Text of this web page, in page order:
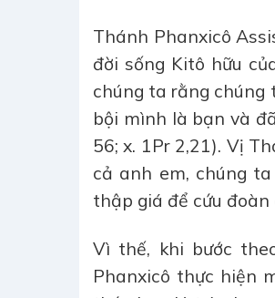
Thánh Phanxicô
đời sống Kitô hữu
chúng ta rằng chúng
bội mình là bạn và
56; x. 1Pr 2,21). Vị
cả anh em, chúng
thập giá để cứu đoàn
Vì thế, khi bước
Phanxicô thực hiện